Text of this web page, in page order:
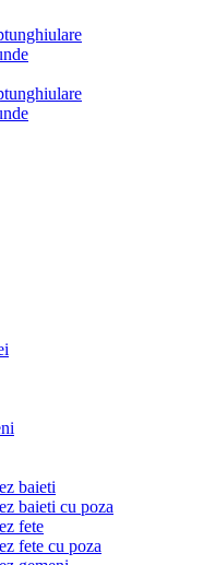
baieti
baieti cu poza
fete
fete cu poza